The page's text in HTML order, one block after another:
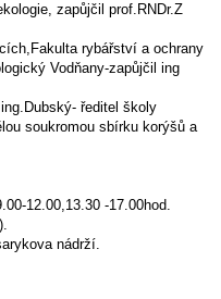
zapůjčil prof.RNDr.Z
rybářství a ochrany
Vodňany-zapůjčil ing
ředitel školy
soukromou sbírku korýšů a
12.00,13.30 -17.00hod.
nádrží.